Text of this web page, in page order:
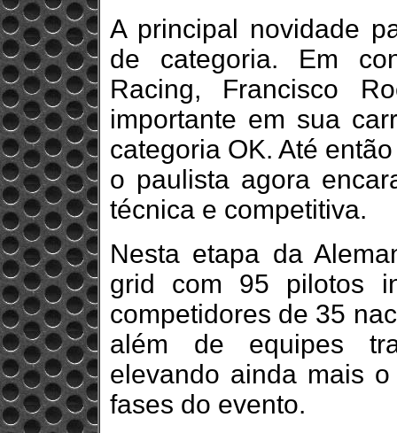
A principal novidade
de categoria. Em
Racing, Francisco
importante em sua
categoria OK. Até
o paulista agora
técnica e competitiva.
Nesta etapa da
grid com 95 pilotos
competidores de 35
além de equipes
elevando ainda mais
fases do evento.